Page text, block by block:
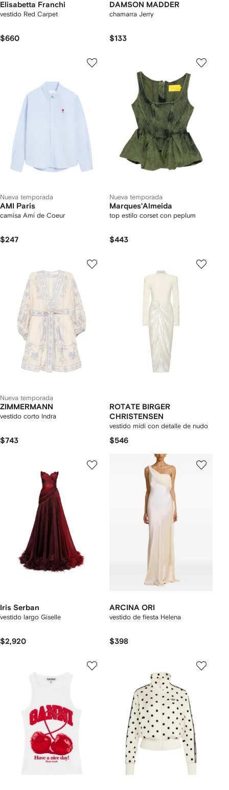
Elisabetta Franchi
vestido Red Carpet
$660
DAMSON MADDER
chamarra Jerry
$133
Nueva temporada
AMI Paris
camisa Ami de Coeur
$247
Nueva temporada
Marques'Almeida
top estilo corset con peplum
$443
Nueva temporada
ZIMMERMANN
vestido corto Indra
$743
ROTATE BIRGER
CHRISTENSEN
vestido midi con detalle de nudo
$546
Iris Serban
vestido largo Giselle
$2,920
ARCINA ORI
vestido de fiesta Helena
$398